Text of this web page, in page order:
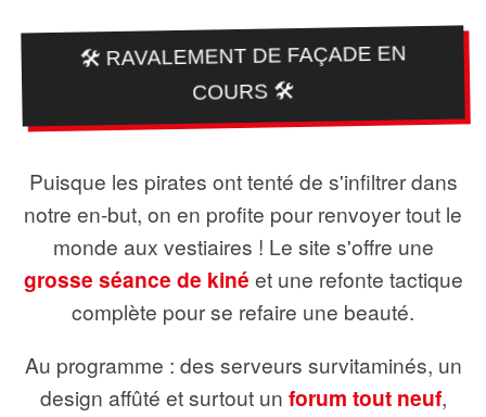
🛠️ RAVALEMENT DE FAÇADE EN
COURS 🛠️
Puisque les pirates ont tenté de s'infiltrer dans
notre en-but, on en profite pour renvoyer tout le
monde aux vestiaires ! Le site s'offre une
grosse séance de kiné et une refonte tactique
complète pour se refaire une beauté.
Au programme : des serveurs survitaminés, un
design affûté et surtout un forum tout neuf,